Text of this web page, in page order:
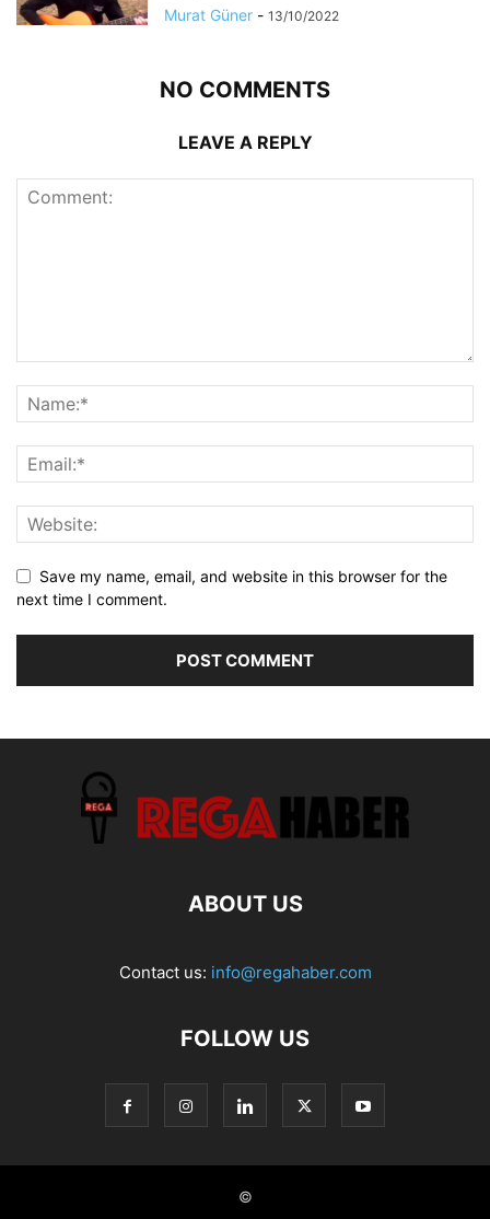
Murat Güner - 13/10/2022
NO COMMENTS
LEAVE A REPLY
Save my name, email, and website in this browser for the
next time I comment.
ABOUT US
Contact us: info@regahaber.com
FOLLOW US
©